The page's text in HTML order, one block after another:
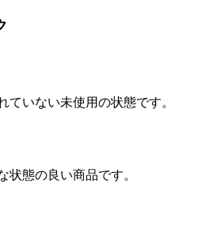
ていない未使用の状態です。
状態の良い商品です。